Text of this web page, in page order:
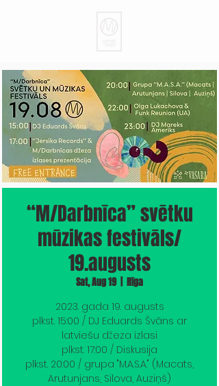
“M/Darbnīca” svētku
mūzikas festivāls/
19.augusts
Sat, Aug 19
  |
Rīga
2023. gada 19. augusts
plkst. 15:00 / DJ Eduards Švāns ar
latviešu džeza izlasi
plkst. 17:00 / Diskusija
plkst. 20:00 / grupa "M.A.S.A." (Macats,
Arutunjans, Silova, Auziņš)